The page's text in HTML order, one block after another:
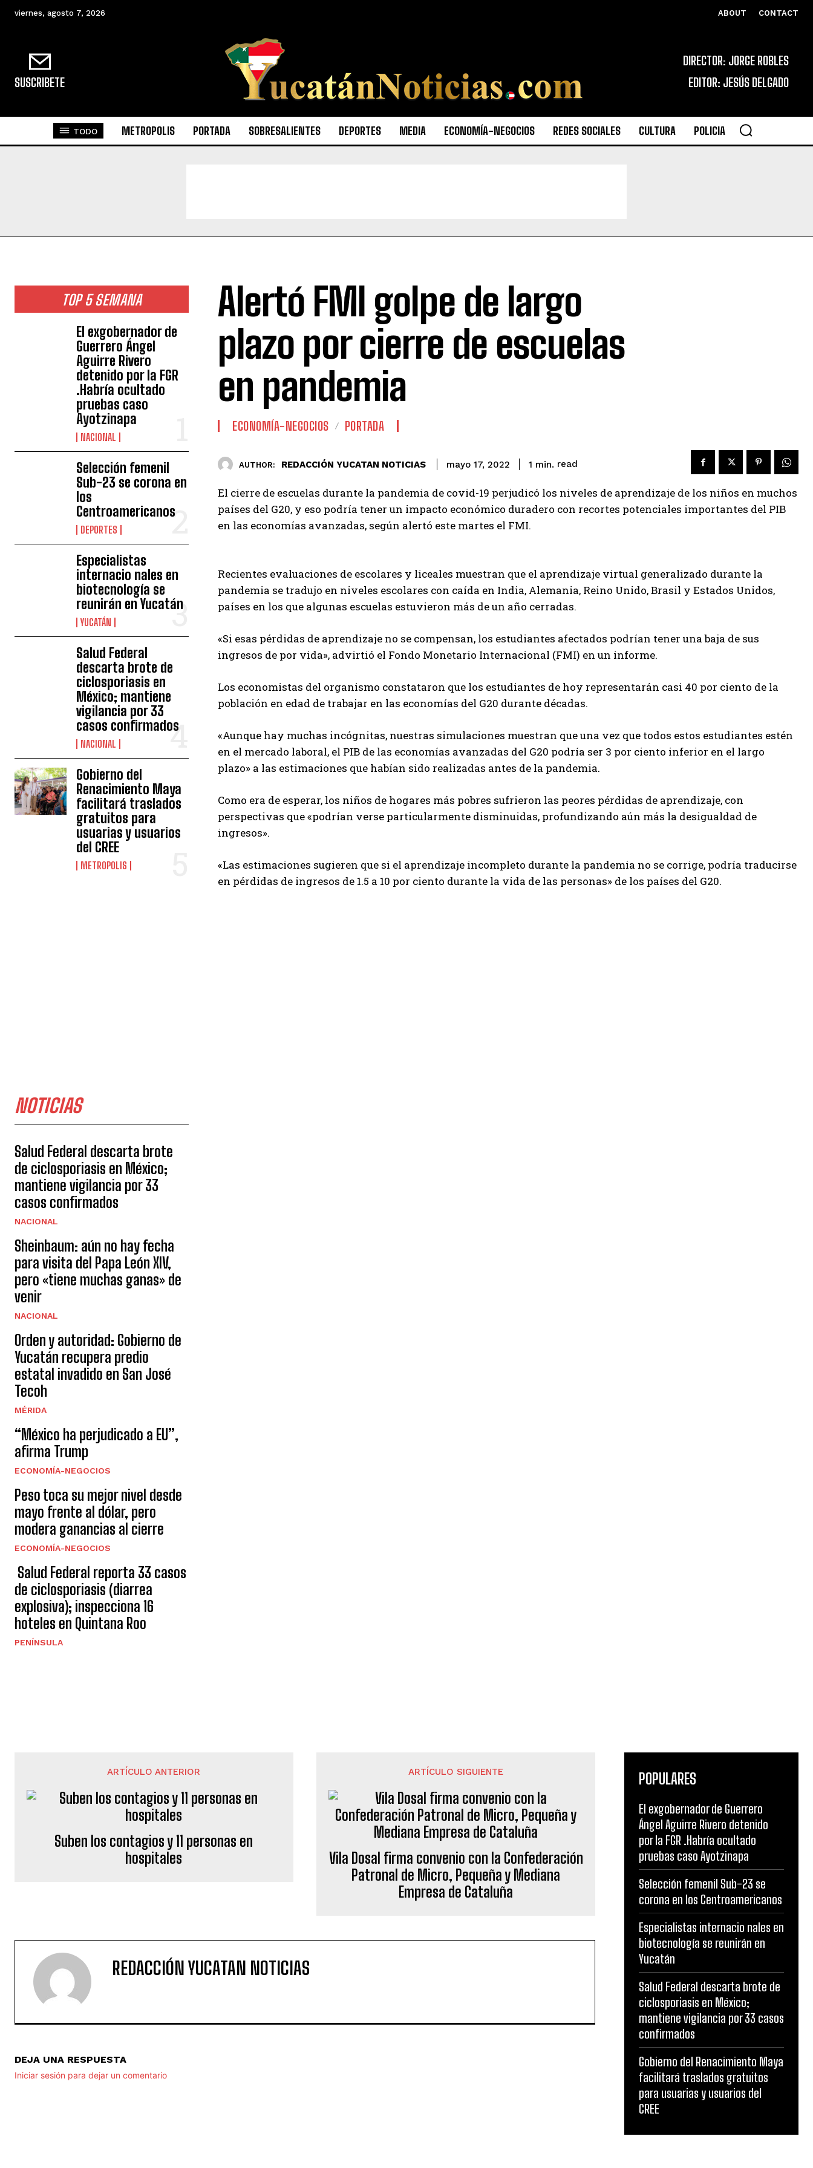
viernes, agosto 7, 2026 ABOUT CONTACT
SUSCRIBETE
DIRECTOR: JORGE ROBLES
EDITOR: JESÚS DELGADO
TODO METROPOLIS PORTADA SOBRESALIENTES DEPORTES MEDIA ECONOMÍA-NEGOCIOS REDES SOCIALES CULTURA POLICIA
TOP 5 SEMANA
El exgobernador de
Guerrero Ángel
Aguirre Rivero
detenido por la FGR
.Habría ocultado
pruebas caso
Ayotzinapa
NACIONAL
Selección femenil
Sub-23 se corona en
los
Centroamericanos
DEPORTES
Especialistas
internacio nales en
biotecnología se
reunirán en Yucatán
YUCATÁN
Salud Federal
descarta brote de
ciclosporiasis en
México; mantiene
vigilancia por 33
casos confirmados
NACIONAL
Gobierno del
Renacimiento Maya
facilitará traslados
gratuitos para
usuarias y usuarios
del CREE
METROPOLIS
NOTICIAS
Salud Federal descarta brote
de ciclosporiasis en México;
mantiene vigilancia por 33
casos confirmados
NACIONAL
Sheinbaum: aún no hay fecha
para visita del Papa León XIV,
pero «tiene muchas ganas» de
venir
NACIONAL
Orden y autoridad: Gobierno de
Yucatán recupera predio
estatal invadido en San José
Tecoh
MÉRIDA
“México ha perjudicado a EU”,
afirma Trump
ECONOMÍA-NEGOCIOS
Peso toca su mejor nivel desde
mayo frente al dólar, pero
modera ganancias al cierre
ECONOMÍA-NEGOCIOS
Salud Federal reporta 33 casos
de ciclosporiasis (diarrea
explosiva); inspecciona 16
hoteles en Quintana Roo
PENÍNSULA
Alertó FMI golpe de largo
plazo por cierre de escuelas
en pandemia
ECONOMÍA-NEGOCIOS PORTADA
AUTHOR: REDACCIÓN YUCATAN NOTICIAS mayo 17, 2022 1 min. read
El cierre de escuelas durante la pandemia de covid-19 perjudicó los niveles de aprendizaje de los niños en muchos
países del G20, y eso podría tener un impacto económico duradero con recortes potenciales importantes del PIB
en las economías avanzadas, según alertó este martes el FMI.
Recientes evaluaciones de escolares y liceales muestran que el aprendizaje virtual generalizado durante la
pandemia se tradujo en niveles escolares con caída en India, Alemania, Reino Unido, Brasil y Estados Unidos,
países en los que algunas escuelas estuvieron más de un año cerradas.
«Si esas pérdidas de aprendizaje no se compensan, los estudiantes afectados podrían tener una baja de sus
ingresos de por vida», advirtió el Fondo Monetario Internacional (FMI) en un informe.
Los economistas del organismo constataron que los estudiantes de hoy representarán casi 40 por ciento de la
población en edad de trabajar en las economías del G20 durante décadas.
«Aunque hay muchas incógnitas, nuestras simulaciones muestran que una vez que todos estos estudiantes estén
en el mercado laboral, el PIB de las economías avanzadas del G20 podría ser 3 por ciento inferior en el largo
plazo» a las estimaciones que habían sido realizadas antes de la pandemia.
Como era de esperar, los niños de hogares más pobres sufrieron las peores pérdidas de aprendizaje, con
perspectivas que «podrían verse particularmente disminuidas, profundizando aún más la desigualdad de
ingresos».
«Las estimaciones sugieren que si el aprendizaje incompleto durante la pandemia no se corrige, podría traducirse
en pérdidas de ingresos de 1.5 a 10 por ciento durante la vida de las personas» de los países del G20.
ARTÍCULO ANTERIOR
Suben los contagios y 11 personas en
hospitales
ARTÍCULO SIGUIENTE
Vila Dosal firma convenio con la Confederación
Patronal de Micro, Pequeña y Mediana
Empresa de Cataluña
REDACCIÓN YUCATAN NOTICIAS
DEJA UNA RESPUESTA
Iniciar sesión para dejar un comentario
POPULARES
El exgobernador de Guerrero
Ángel Aguirre Rivero detenido
por la FGR .Habría ocultado
pruebas caso Ayotzinapa
Selección femenil Sub-23 se
corona en los Centroamericanos
Especialistas internacio nales en
biotecnología se reunirán en
Yucatán
Salud Federal descarta brote de
ciclosporiasis en México;
mantiene vigilancia por 33 casos
confirmados
Gobierno del Renacimiento Maya
facilitará traslados gratuitos
para usuarias y usuarios del
CREE